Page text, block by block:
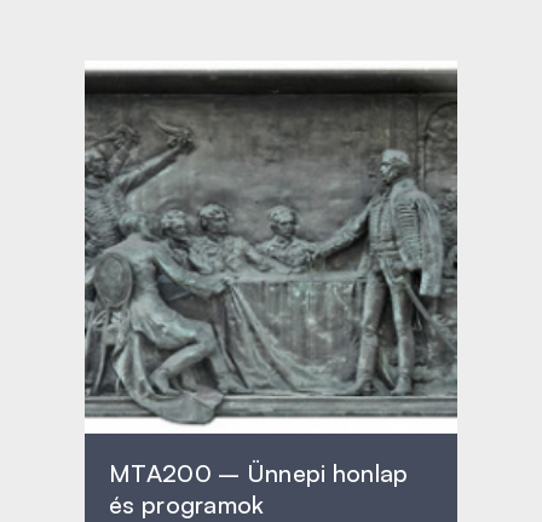
MTA200 – Ünnepi honlap
és programok